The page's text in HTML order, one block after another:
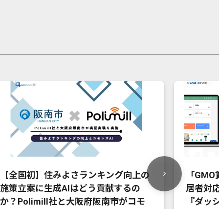
【全国初】住みよさランキング向上の
施策立案に生成AIはどう貢献するの
か？Polimill社と大阪府阪南市がコモ
「
居者対
『ダッ